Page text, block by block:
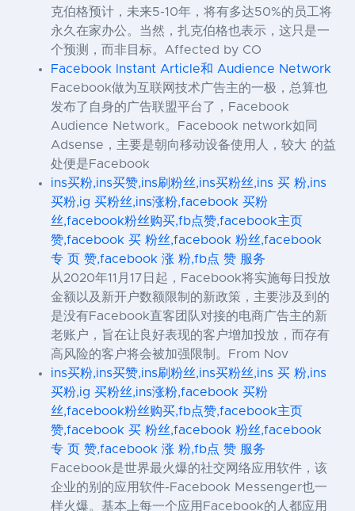
克伯格预计，未来5-10年，将有多达50%的员工将
永久在家办公。当然，扎克伯格也表示，这只是一
个预测，而非目标。Affected by CO
Facebook Instant Article和 Audience Network
Facebook做为互联网技术广告主的一极，总算也
发布了自身的广告联盟平台了，Facebook
Audience Network。Facebook network如同
Adsense，主要是朝向移动设备使用人，较大 的益
处便是Facebook
ins买粉,ins买赞,ins刷粉丝,ins买粉丝,ins 买 粉,ins
买粉,ig 买粉丝,ins涨粉,facebook 买粉
丝,facebook粉丝购买,fb点赞,facebook主页
赞,facebook 买 粉丝,facebook 粉丝,facebook
专 页 赞,facebook 涨 粉,fb点 赞 服务
从2020年11月17日起，Facebook将实施每日投放
金额以及新开户数额限制的新政策，主要涉及到的
是没有Facebook直客团队对接的电商广告主的新
老账户，旨在让良好表现的客户增加投放，而存有
高风险的客户将会被加强限制。From Nov
ins买粉,ins买赞,ins刷粉丝,ins买粉丝,ins 买 粉,ins
买粉,ig 买粉丝,ins涨粉,facebook 买粉
丝,facebook粉丝购买,fb点赞,facebook主页
赞,facebook 买 粉丝,facebook 粉丝,facebook
专 页 赞,facebook 涨 粉,fb点 赞 服务
Facebook是世界最火爆的社交网络应用软件，该
企业的别的应用软件-Facebook Messenger也一
样火爆。基本上每一个应用Facebook的人都应用